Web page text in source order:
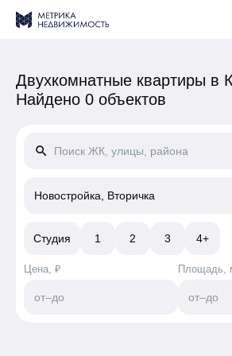
Двухкомнатные квартиры в
Найдено 0 объектов
search
Новостройка, Вторичка
Студия 1 2 3 4+
Цена, ₽
от–до
Площадь,
от–до